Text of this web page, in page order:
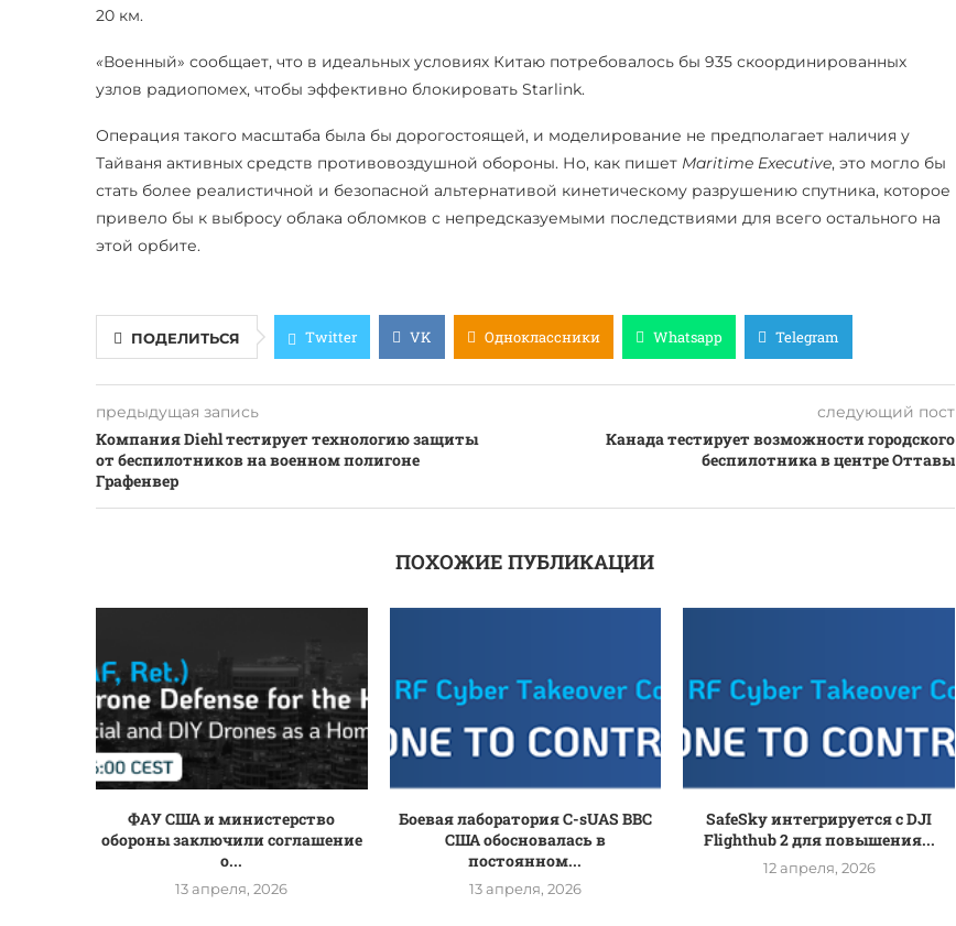
20 км.
«Военный» сообщает, что в идеальных условиях Китаю потребовалось бы 935 скоординированных
узлов радиопомех, чтобы эффективно блокировать Starlink.
Операция такого масштаба была бы дорогостоящей, и моделирование не предполагает наличия у
Тайваня активных средств противовоздушной обороны. Но, как пишет Maritime Executive, это могло бы
стать более реалистичной и безопасной альтернативой кинетическому разрушению спутника, которое
привело бы к выбросу облака обломков с непредсказуемыми последствиями для всего остального на
этой орбите.
ПОДЕЛИТЬСЯ Twitter VK Одноклассники Whatsapp Telegram
предыдущая запись
Компания Diehl тестирует технологию защиты
от беспилотников на военном полигоне
Графенвер
следующий пост
Канада тестирует возможности городского
беспилотника в центре Оттавы
ПОХОЖИЕ ПУБЛИКАЦИИ
ФАУ США и министерство
обороны заключили соглашение
о...
13 апреля, 2026
Боевая лаборатория C-sUAS ВВС
США обосновалась в
постоянном...
13 апреля, 2026
SafeSky интегрируется с DJI
Flighthub 2 для повышения...
12 апреля, 2026